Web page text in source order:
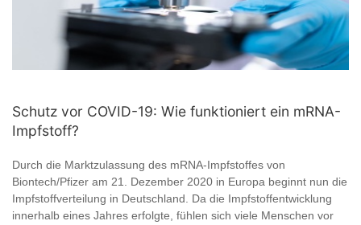
Schutz vor COVID-19: Wie funktioniert ein mRNA-
Impfstoff?
Durch die Marktzulassung des mRNA-Impfstoffes von
Biontech/Pfizer am 21. Dezember 2020 in Europa beginnt nun die
Impfstoffverteilung in Deutschland. Da die Impfstoffentwicklung
innerhalb eines Jahres erfolgte, fühlen sich viele Menschen vor